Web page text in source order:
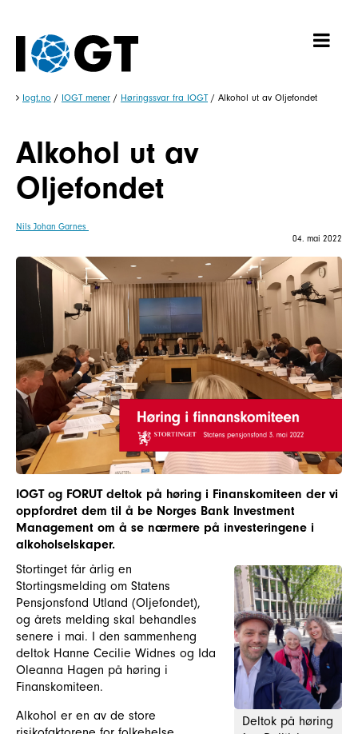
Iogt.no / IOGT mener / Høringssvar fra IOGT / Alkohol ut av Oljefondet
Alkohol ut av
Oljefondet
Nils Johan Garnes
04. mai 2022
IOGT og FORUT deltok på høring i Finanskomiteen der vi
oppfordret dem til å be Norges Bank Investment
Management om å se nærmere på investeringene i
alkoholselskaper.
Deltok på høring
Stortinget får årlig en
Stortingsmelding om Statens
Pensjonsfond Utland (Oljefondet),
og årets melding skal behandles
senere i mai. I den sammenheng
deltok Hanne Cecilie Widnes og Ida
Oleanna Hagen på høring i
Finanskomiteen.
Alkohol er en av de store